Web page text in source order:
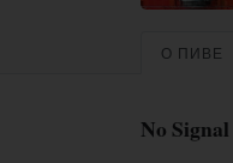
О ПИВЕ
No Signal